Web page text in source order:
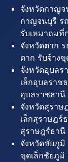
จังหวัดกาญจ
กาญจนบุรี ร
รับเหมาถม
จังหวัดตาก
ตาก รับจ้าง
จังหวัดอุบลร
เล็กอุบลราช
อุบลราชธา
จังหวัดสุราษ
เล็กสุราษฎร์
สุราษฎร์ธา
จังหวัดชัยภูมิ
ขุดเล็กชัยภูมิ